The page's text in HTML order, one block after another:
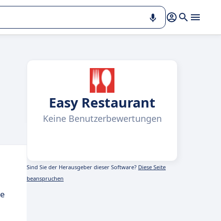
Easy Restaurant
Keine Benutzerbewertungen
Sind Sie der Herausgeber dieser Software? Diese Seite
beanspruchen